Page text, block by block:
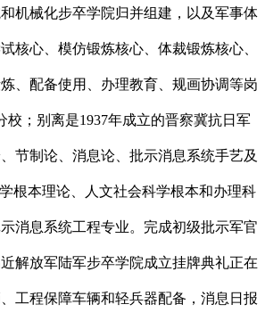
机械化步卒学院归并组建，以及军事体
核心、模仿锻炼核心、体裁锻炼核心、
、配备使用、办理教育、规画协调等岗
；别离是1937年成立的晋察冀抗日军
节制论、消息论、批示消息系统手艺及
根本理论、人文社会科学根本和办理科
消息系统工程专业。完成初级批示军官
解放军陆军步卒学院成立挂牌典礼正在
工程保障车辆和轻兵器配备，消息日报